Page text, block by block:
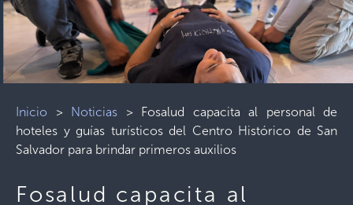
Inicio > Noticias > Fosalud capacita al personal de
hoteles y guías turísticos del Centro Histórico de San
Salvador para brindar primeros auxilios
Fosalud capacita al